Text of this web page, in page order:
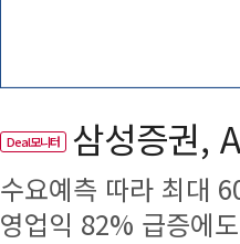
Deal모니터 삼성증권,
수요예측 따라 최대
영업익 82% 급증에